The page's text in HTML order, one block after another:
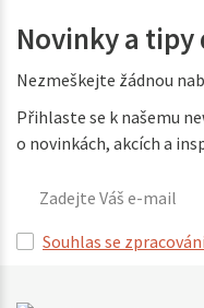
Novinky a tipy
Nezmeškejte žádnou
Přihlaste se k našemu
o novinkách, akcích a
Souhlas se